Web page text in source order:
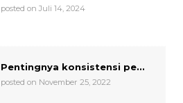
posted on Juli 14, 2024
Pentingnya konsistensi pe...
posted on November 25, 2022